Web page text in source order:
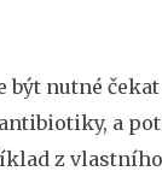
nutné čekat
a
z